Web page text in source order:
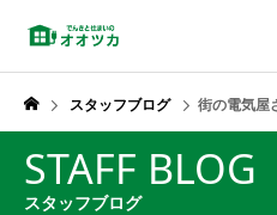
スタッフブログ 街の電気屋
STAFF BLOG
スタッフブログ